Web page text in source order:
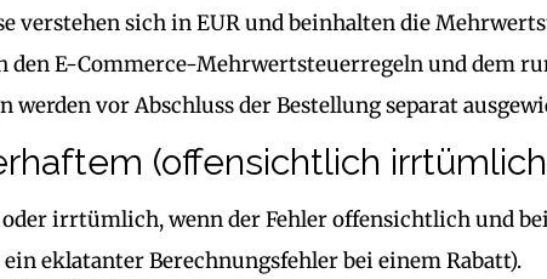
verstehen sich in EUR und beinhalten die
E-Commerce-Mehrwertsteuerregeln und dem
vor Abschluss der Bestellung separat
(offensichtlich
irrtümlich, wenn der Fehler offensichtlich und
ein eklatanter Berechnungsfehler bei einem Rabatt).